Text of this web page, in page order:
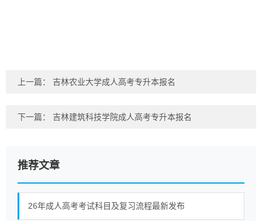
上一篇： 吉林农业大学成人高考专升本报名
下一篇： 吉林建筑科技学院成人高考专升本报名
推荐文章
26年成人高考考试科目及复习流程最新发布